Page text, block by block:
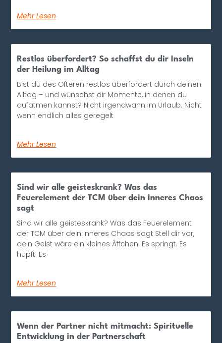
Mehr Lesen
Restlos überfordert? So schaffst du dir Inseln
der Heilung im Alltag
Bist du des Öfteren restlos überfordert durch deinen
Alltag – und wünschst dir Momente, in denen du
aufatmen kannst? Nicht irgendwann im Urlaub. Nicht
wenn endlich alles geregelt
Mehr Lesen
Sind wir alle geisteskrank? Was das
Feuerelement der TCM über dein inneres Chaos
sagt
Sind wir alle geisteskrank? Was das Feuerelement
der TCM über dein inneres Chaos sagt Stell dir vor,
dein Geist wäre ein kleines Äffchen. Es springt. Es
hüpft. Es
Mehr Lesen
Wenn der Partner nicht mitmacht: Spirituelle
Entwicklung in der Partnerschaft